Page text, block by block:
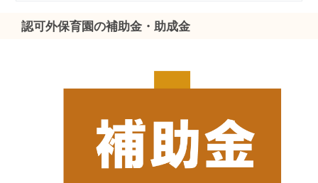
認可外保育園の補助金・助成金